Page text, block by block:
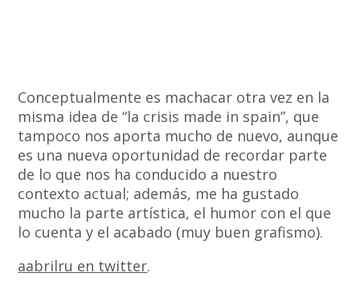
Conceptualmente es machacar otra vez en la
misma idea de “la crisis made in spain”, que
tampoco nos aporta mucho de nuevo, aunque
es una nueva oportunidad de recordar parte
de lo que nos ha conducido a nuestro
contexto actual; además, me ha gustado
mucho la parte artística, el humor con el que
lo cuenta y el acabado (muy buen grafismo).
aabrilru en twitter.